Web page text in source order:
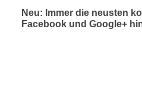
Neu: Immer die neusten
Facebook und Google+